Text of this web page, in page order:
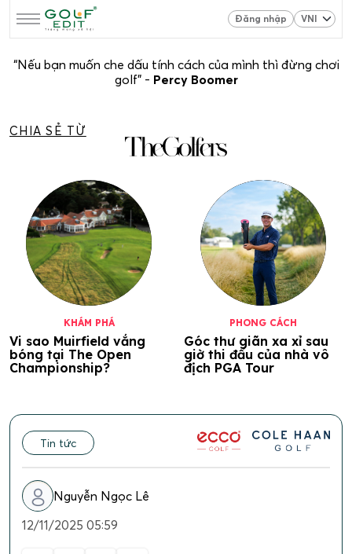
Đăng nhập
“Nếu bạn muốn che dấu tính cách của mình thì đừng chơi
golf” - Percy Boomer
CHIA SẺ TỪ
KHÁM PHÁ
Vi sao Muirfield vắng
bóng tại The Open
Championship?
PHONG CÁCH
Góc thư giãn xa xỉ sau
giờ thi đấu của nhà vô
địch PGA Tour
Tin tức
Nguyễn Ngọc Lê
12/11/2025 05:59